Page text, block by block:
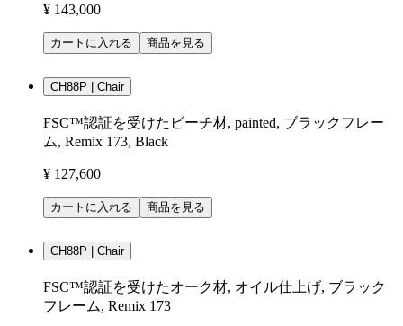
¥ 143,000
カートに入れる 商品を見る
CH88P | Chair
FSC™認証を受けたビーチ材, painted, ブラックフレー
ム, Remix 173, Black
¥ 127,600
カートに入れる 商品を見る
CH88P | Chair
FSC™認証を受けたオーク材, オイル仕上げ, ブラック
フレーム, Remix 173